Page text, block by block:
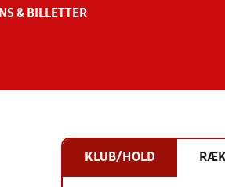
& BILLETTER
KLUB/HOLD